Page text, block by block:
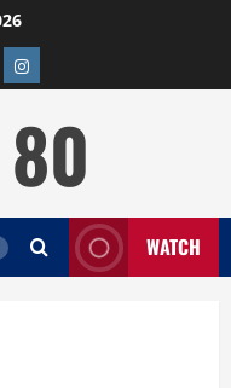
instagram
80
WATCH